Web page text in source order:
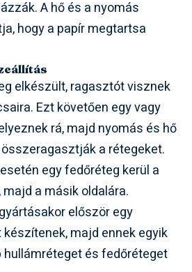
A hő és a nyomás
hogy a papír megtartsa
elkészült, ragasztót visznek
Ezt követően egy vagy
rá, majd nyomás és hő
a rétegeket.
egy fedőréteg kerül a
a másik oldalára.
először egy
majd ennek egyik
és fedőréteget